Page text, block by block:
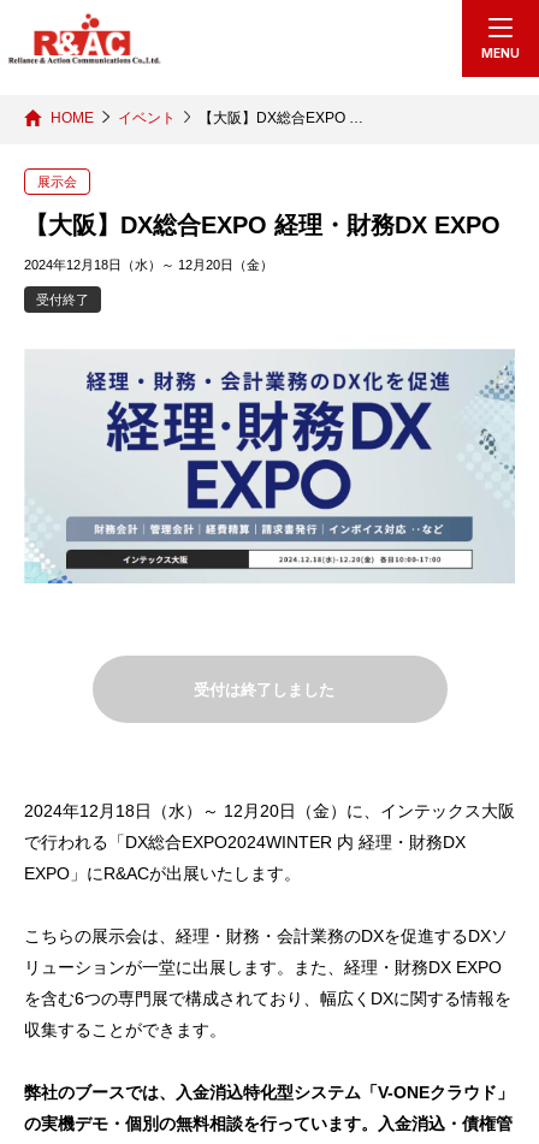
MENU
HOME イベント 【大阪】DX総合EXPO …
展示会
【大阪】DX総合EXPO 経理・財務DX EXPO
2024年12月18日（水）～ 12月20日（金）
受付終了
受付は終了しました
2024年12月18日（水）～ 12月20日（金）に、インテックス大阪
で行われる「DX総合EXPO2024WINTER 内 経理・財務DX
EXPO」にR&ACが出展いたします。
こちらの展示会は、経理・財務・会計業務のDXを促進するDXソ
リューションが一堂に出展します。また、経理・財務DX EXPO
を含む6つの専門展で構成されており、幅広くDXに関する情報を
収集することができます。
弊社のブースでは、入金消込特化型システム「V-ONEクラウド」
の実機デモ・個別の無料相談を行っています。入金消込・債権管